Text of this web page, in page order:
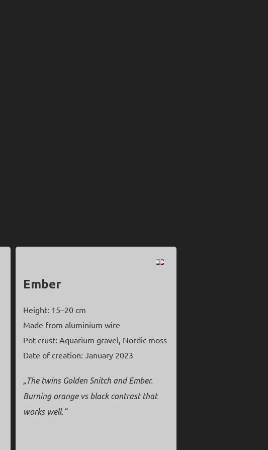
Ember
Height: 15–20 cm
Made from aluminium wire
Pot crust: Aquarium gravel, Nordic moss
Date of creation: January 2023
„The twins Golden Snitch and Ember.
Burning orange vs black contrast that
works well.“